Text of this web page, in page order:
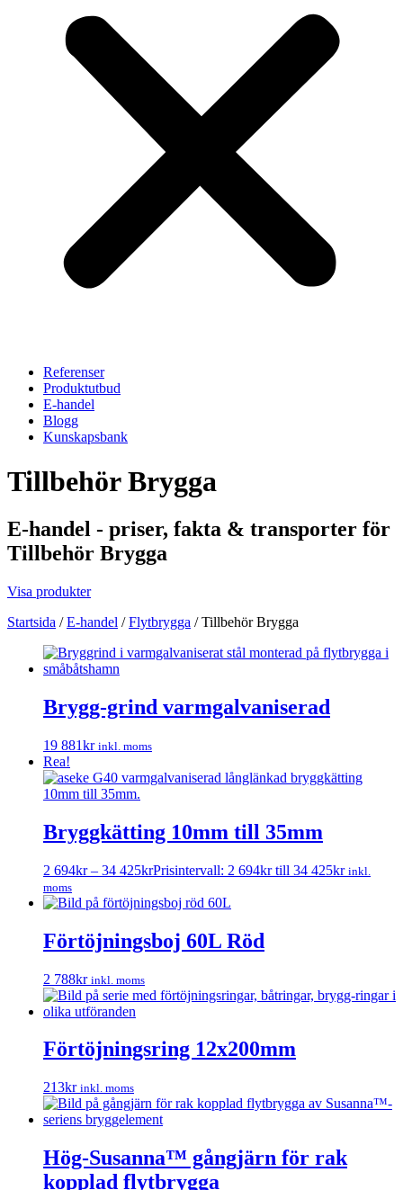
Referenser
Produktutbud
E-handel
Blogg
Kunskapsbank
Tillbehör Brygga
E-handel - priser, fakta & transporter för
Tillbehör Brygga
Visa produkter
Startsida /E-handel /Flytbrygga /Tillbehör Brygga
Brygg-grind varmgalvaniserad
19 881kr inkl. moms
Rea!
Bryggkätting 10mm till 35mm
2 694kr – 34 425krPrisintervall: 2 694kr till 34 425kr inkl.
moms
Förtöjningsboj 60L Röd
2 788kr inkl. moms
Förtöjningsring 12x200mm
213kr inkl. moms
Hög-Susanna™ gångjärn för rak
kopplad flytbrygga